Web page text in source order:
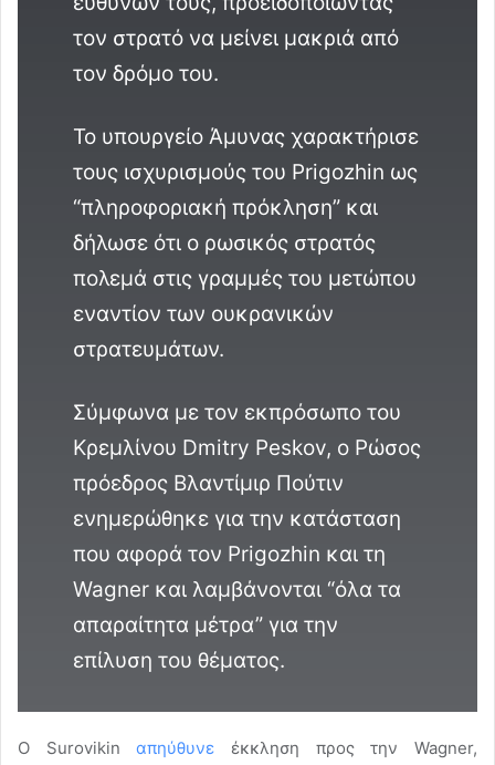
τον στρατό να μείνει μακριά από
τον δρόμο του.
Το υπουργείο Άμυνας χαρακτήρισε
τους ισχυρισμούς του Prigozhin ως
“πληροφοριακή πρόκληση” και
δήλωσε ότι ο ρωσικός στρατός
πολεμά στις γραμμές του μετώπου
εναντίον των ουκρανικών
στρατευμάτων.
Σύμφωνα με τον εκπρόσωπο του
Κρεμλίνου Dmitry Peskov, ο Ρώσος
πρόεδρος Βλαντίμιρ Πούτιν
ενημερώθηκε για την κατάσταση
που αφορά τον Prigozhin και τη
Wagner και λαμβάνονται “όλα τα
απαραίτητα μέτρα” για την
επίλυση του θέματος.
Ο Surovikinαπηύθυνε έκκληση προς την Wagner,